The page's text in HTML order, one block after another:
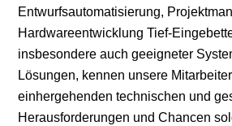
Entwurfsautomatisierung,
Hardwareentwicklung Tief-
insbesondere auch geeigneter
Lösungen, kennen unsere
einhergehenden technischen und
Herausforderungen und Chancen